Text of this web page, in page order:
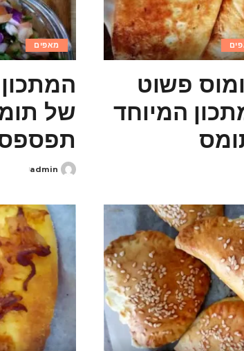
פשוט
המיוחד
מאפים
המתכון
של
Posted
admin